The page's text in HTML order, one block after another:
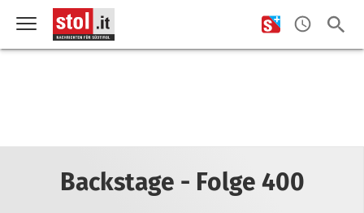
Backstage - Folge 400